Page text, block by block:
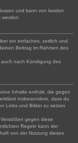
und kann von beiden
ein einfaches, zeitlich und
Beitrag im Rahmen des
nach Kündigung des
Inhalte enthält, die gegen
insbesondere, dass du
Links und Bilder zu setzen
gegen diese
Regeln kann der
von der Nutzung dieses